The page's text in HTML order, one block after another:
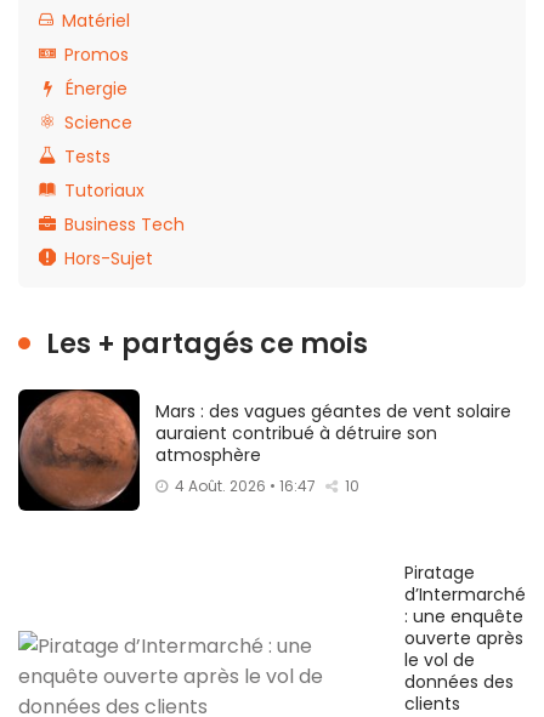
Matériel
Promos
Énergie
Science
Tests
Tutoriaux
Business Tech
Hors-Sujet
Les + partagés ce mois
Mars : des vagues géantes de vent solaire
auraient contribué à détruire son
atmosphère
4 Août. 2026 • 16:47 10
Piratage
d’Intermarché
: une enquête
ouverte après
le vol de
données des
clients